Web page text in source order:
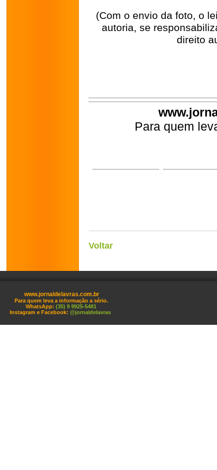
(Com o envio da foto, o
autoria, se
direito
Para quem
Voltar
www.jornaldelavras.com.br
Para quem leva a informação a sério.
WhatsApp: (35) 9 9925-5481
Instagram e Facebook: @jornaldelavras